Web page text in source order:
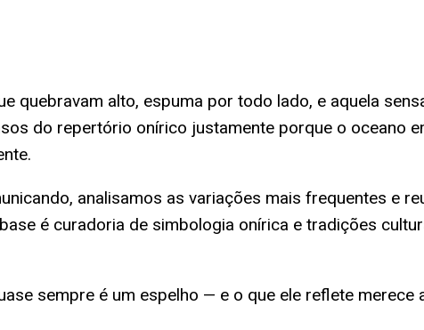
quebravam alto, espuma por todo lado, e aquela
do repertório onírico justamente porque o oceano
analisamos as variações mais frequentes e
é curadoria de simbologia onírica e tradições
sempre é um espelho — e o que ele reflete merece